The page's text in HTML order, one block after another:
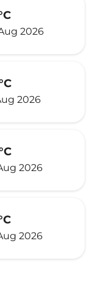
2026
2026
2026
2026